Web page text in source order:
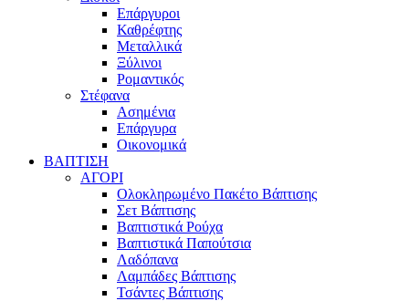
Επάργυροι
Καθρέφτης
Μεταλλικά
Ξύλινοι
Ρομαντικός
Στέφανα
Ασημένια
Επάργυρα
Οικονομικά
ΒΑΠΤΙΣΗ
ΑΓΟΡΙ
Ολοκληρωμένο Πακέτο Βάπτισης
Σετ Βάπτισης
Βαπτιστικά Ρούχα
Βαπτιστικά Παπούτσια
Λαδόπανα
Λαμπάδες Βάπτισης
Τσάντες Βάπτισης